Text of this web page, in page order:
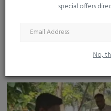
special offers
No,
જૂનાગઢ જિલ્લાના માંગરોળ